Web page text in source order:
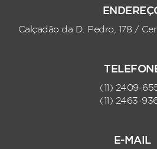
Calçadão da D. Pedro, 178 /
(11) 2409-
(11) 2463-
E-MAIL